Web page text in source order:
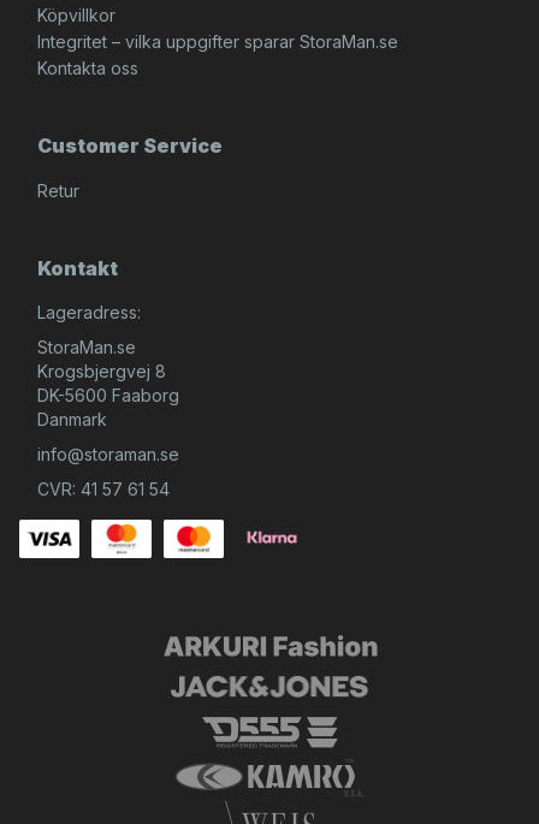
Köpvillkor
Integritet – vilka uppgifter sparar StoraMan.se
Kontakta oss
Customer Service
Retur
Kontakt
Lageradress:
StoraMan.se
Krogsbjergvej 8
DK-5600 Faaborg
Danmark
info@storaman.se
CVR: 41 57 61 54